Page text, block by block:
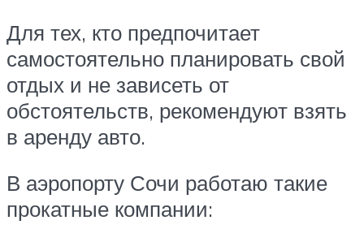
Для тех, кто предпочитает
самостоятельно планировать свой
отдых и не зависеть от
обстоятельств, рекомендуют взять
в аренду авто.
В аэропорту Сочи работаю такие
прокатные компании: